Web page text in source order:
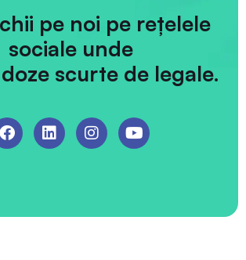
pe noi pe rețelele
sociale unde
scurte de legale.